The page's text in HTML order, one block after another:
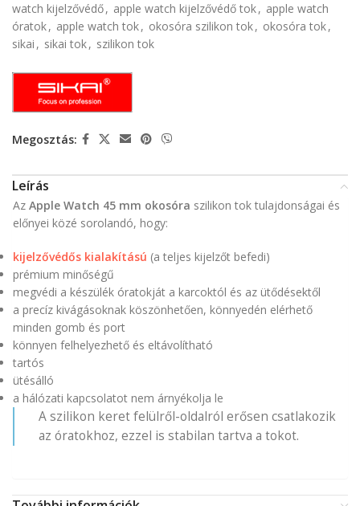
watch kijelzővédő, apple watch kijelzővédő tok, apple watch
óratok, apple watch tok, okosóra szilikon tok, okosóra tok,
sikai , sikai tok, szilikon tok
Megosztás:
Leírás
Az Apple Watch 45 mm okosóra szilikon tok tulajdonságai és
előnyei közé sorolandó, hogy:
kijelzővédős kialakítású (a teljes kijelzőt befedi)
prémium minőségű
megvédi a készülék óratokját a karcoktól és az ütődésektől
a precíz kivágásoknak köszönhetően, könnyedén elérhető
minden gomb és port
könnyen felhelyezhető és eltávolítható
tartós
ütésálló
a hálózati kapcsolatot nem árnyékolja le
A szilikon keret felülről-oldalról erősen csatlakozik
az óratokhoz, ezzel is stabilan tartva a tokot.